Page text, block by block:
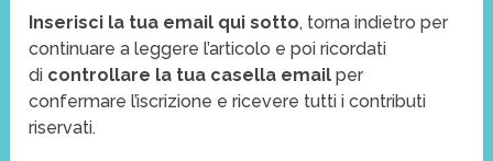
Inserisci la tua email qui sotto, torna indietro per
continuare a leggere l’articolo e poi ricordati
di controllare la tua casella emailper
confermare l’iscrizione e ricevere tutti i contributi
riservati.